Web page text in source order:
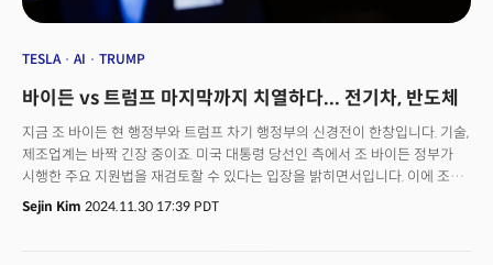
맞춰 미국에 매장을 오픈하려는 F&B 브랜드와의 협업도 활발히 진행 중이다.
TESLA AI TRUMP
바이든 vs 트럼프 마지막까지 치열하다... 전기차, 반도체
지금 조 바이든 현 행정부와 트럼프 차기 행정부의 신경전이 한창입니다. 기술,
제조업계는 바짝 긴장 중이죠. 미국 대통령 당선인 측에서 조 바이든 정부가
시행한 주요 지원법을 재검토할 수 있다는 입장을 밝히면서입니다. 이에 조
바이든 행정부는 차기 행정부가 법안을 철회할 수 없도록 집행에 속도전을
내고, 트럼프 정부는 이를 강하게 비판 중입니다. 민주당 개빈 뉴섬
Sejin Kim 2024.11.30 17:39 PDT